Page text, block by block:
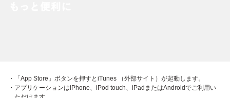
・「App Store」ボタンを押すとiTunes （外部サイト）が起動します。
・アプリケーションはiPhone、iPod touch、iPadまたはAndroidでご利用い